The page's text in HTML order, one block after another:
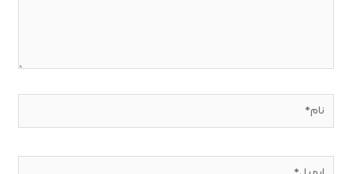
نام*
ایمیل*